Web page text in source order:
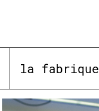
la fabrique